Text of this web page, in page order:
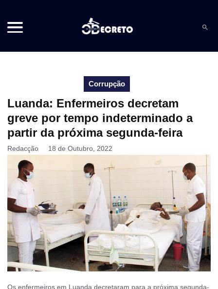
Corrupção
Luanda: Enfermeiros decretam
greve por tempo indeterminado a
partir da próxima segunda-feira
Redacção 18 de Outubro, 2022
Os enfermeiros em Luanda decretaram para a próxima segunda-